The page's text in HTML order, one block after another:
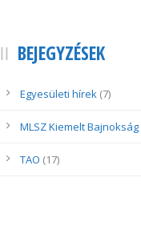
BEJEGYZÉSEK
Egyesületi hírek (7)
MLSZ Kiemelt Bajnokság
TAO (17)